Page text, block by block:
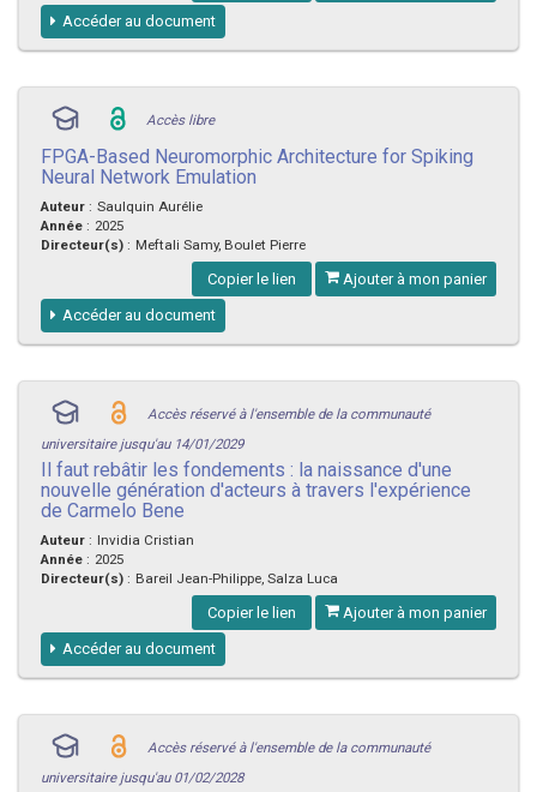
Accéder au document
Accès libre
FPGA-Based Neuromorphic Architecture for Spiking
Neural Network Emulation
Auteur : Saulquin Aurélie
Année : 2025
Directeur(s) : Meftali Samy, Boulet Pierre
Copier le lien Ajouter à mon panier
Accéder au document
Accès réservé à l'ensemble de la communauté
universitaire jusqu'au 14/01/2029
Il faut rebâtir les fondements : la naissance d'une
nouvelle génération d'acteurs à travers l'expérience
de Carmelo Bene
Auteur : Invidia Cristian
Année : 2025
Directeur(s) : Bareil Jean-Philippe, Salza Luca
Copier le lien Ajouter à mon panier
Accéder au document
Accès réservé à l'ensemble de la communauté
universitaire jusqu'au 01/02/2028